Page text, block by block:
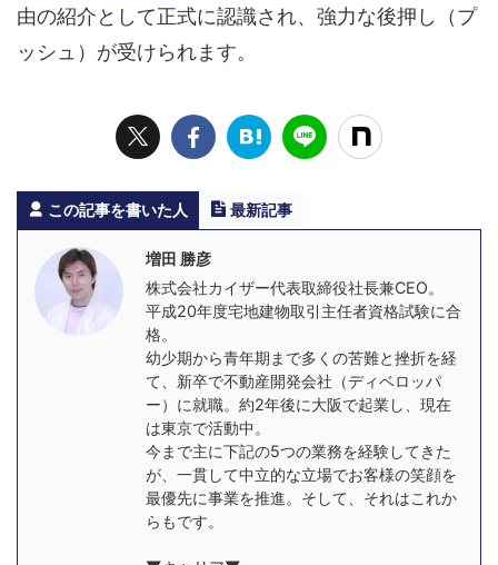
由の紹介として正式に認識され、強力な後押し（プ
ッシュ）が受けられます。
この記事を書いた人 最新記事
増田 勝彦
株式会社カイザー代表取締役社長兼CEO。
平成20年度宅地建物取引主任者資格試験に合
格。
幼少期から青年期まで多くの苦難と挫折を経
て、新卒で不動産開発会社（ディベロッパ
ー）に就職。約2年後に大阪で起業し、現在
は東京で活動中。
今まで主に下記の5つの業務を経験してきた
が、一貫して中立的な立場でお客様の笑顔を
最優先に事業を推進。そして、それはこれか
らもです。